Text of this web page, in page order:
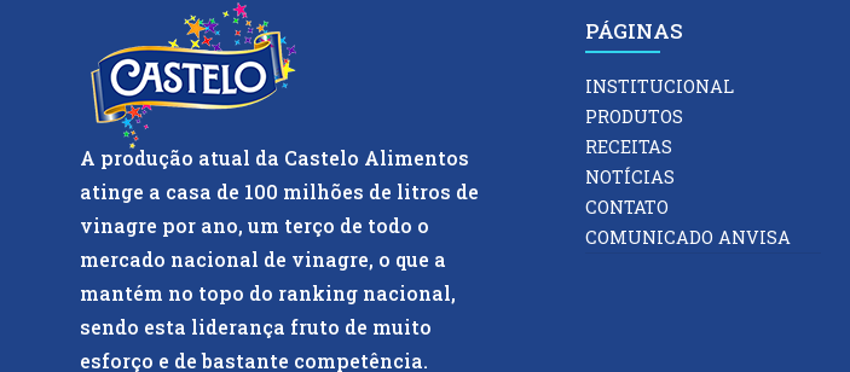
A produção atual da Castelo Alimentos
atinge a casa de 100 milhões de litros de
vinagre por ano, um terço de todo o
mercado nacional de vinagre, o que a
mantém no topo do ranking nacional,
sendo esta liderança fruto de muito
esforço e de bastante competência.
PÁGINAS
INSTITUCIONAL
PRODUTOS
RECEITAS
NOTÍCIAS
CONTATO
COMUNICADO ANVISA